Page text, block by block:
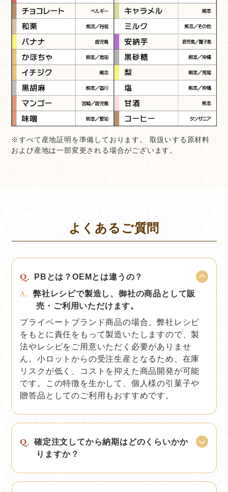
※すべて産地証明を準備しております。 取扱いする原材料
および産地は一部変更される場合がございます。
よくあるご質問
PBとは？OEMとは違うの？
弊社レシピで製造し、御社の商品として販
売・ご利用いただけます。
プライベートブランド商品の場合、弊社レシピ
をもとに責任をもって製造いたしますので、製
法やレシピをご用意いただく必要がありませ
ん。小ロットからの受注生産となるため、在庫
リスクが低く、コストを抑えた商品開発が可能
です。この特徴を生かして、個人様の引菓子や
贈答品としてのご利用もおすすめです。
確定注文してから納期はどのくらいかか
りますか？